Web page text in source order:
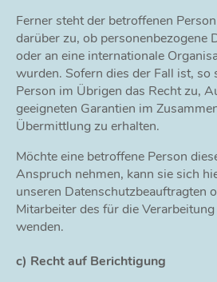
Ferner steht der betroffenen
darüber zu, ob personenbezogene
oder an eine internationale
wurden. Sofern dies der Fall ist, so
Person im Übrigen das Recht zu,
geeigneten Garantien im
Übermittlung zu erhalten.
Möchte eine betroffene Person
Anspruch nehmen, kann sie sich
unseren Datenschutzbeauftragten
Mitarbeiter des für die
wenden.
c) Recht auf Berichtigung